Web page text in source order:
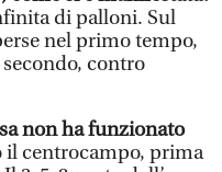
di palloni. Sul
nel primo tempo,
contro
non ha funzionato
il centrocampo, prima